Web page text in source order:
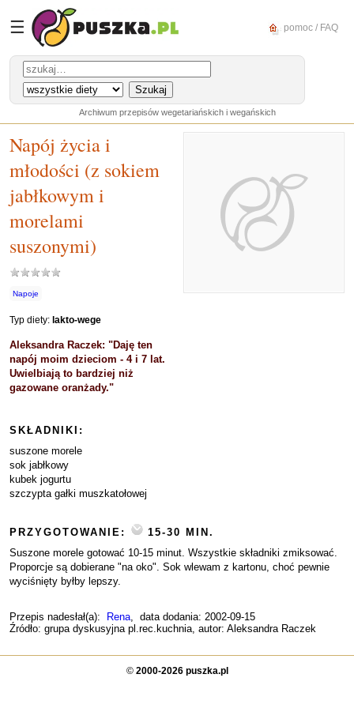
☰ pomoc / FAQ
Archiwum przepisów wegetariańskich i wegańskich
Napój życia i
młodości (z sokiem
jabłkowym i
morelami
suszonymi)
Napoje
Typ diety: lakto-wege
Aleksandra Raczek: "Daję ten
napój moim dzieciom - 4 i 7 lat.
Uwielbiają to bardziej niż
gazowane oranżady."
SKŁADNIKI:
suszone morele
sok jabłkowy
kubek jogurtu
szczypta gałki muszkatołowej
PRZYGOTOWANIE:
15-30 MIN.
Suszone morele gotować 10-15 minut. Wszystkie składniki zmiksować.
Proporcje są dobierane "na oko". Sok wlewam z kartonu, choć pewnie
wyciśnięty byłby lepszy.
Przepis nadesłał(a): Rena, data dodania: 2002-09-15
Źródło: grupa dyskusyjna pl.rec.kuchnia, autor: Aleksandra Raczek
© 2000-2026 puszka.pl